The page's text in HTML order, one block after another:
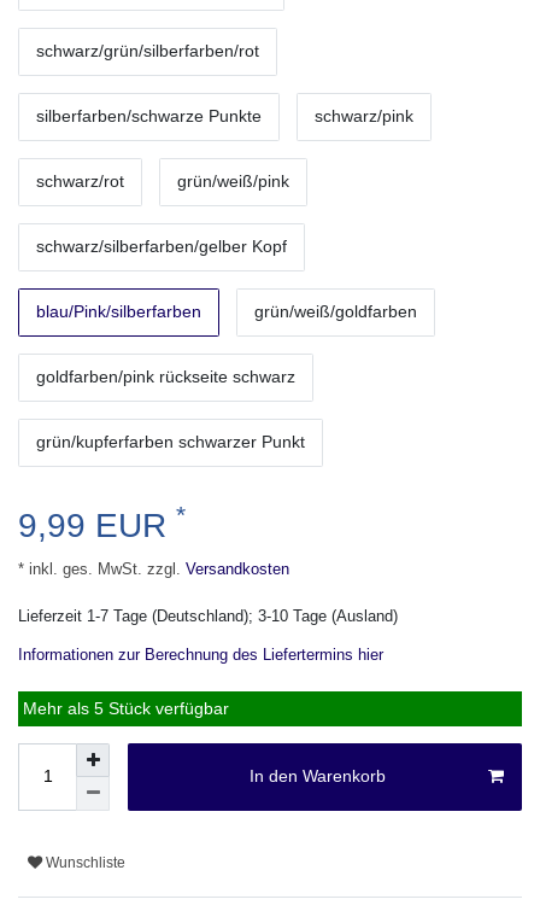
schwarz/grün/silberfarben/rot
silberfarben/schwarze Punkte schwarz/pink
schwarz/rot grün/weiß/pink
schwarz/silberfarben/gelber Kopf
blau/Pink/silberfarben grün/weiß/goldfarben
goldfarben/pink rückseite schwarz
grün/kupferfarben schwarzer Punkt
9,99 EUR *
* inkl. ges. MwSt. zzgl. Versandkosten
Lieferzeit 1-7 Tage (Deutschland); 3-10 Tage (Ausland)
Informationen zur Berechnung des Liefertermins hier
Mehr als 5 Stück verfügbar
In den Warenkorb
Wunschliste